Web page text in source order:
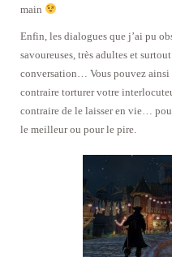
main
Enfin, les dialogues que j’ai pu
savoureuses, très adultes et
conversation… Vous pouvez
contraire torturer votre
contraire de le laisser en vie…
le meilleur ou pour le pire.